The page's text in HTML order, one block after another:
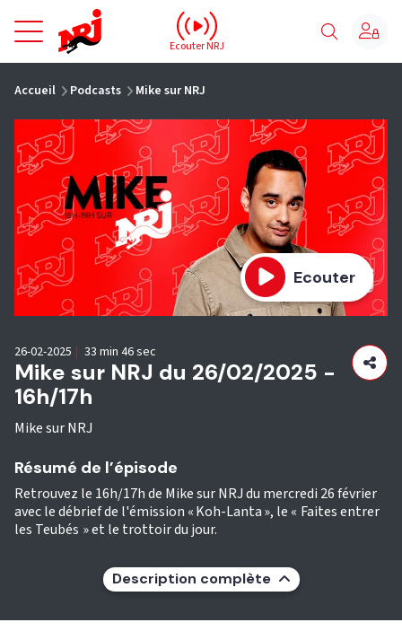
NRJ - Accueil
Ecouter NRJ
Accueil Podcasts Mike sur NRJ
Ecouter
Mike sur NRJ du 26/02/2025 -
16h/17h
Mike sur NRJ
26-02-2025 | 33 min 46 sec
Résumé de l’épisode
Retrouvez le 16h/17h de Mike sur NRJ du mercredi 26 février
avec le débrief de l'émission « Koh-Lanta », le « Faites entrer
les Teubés » et le trottoir du jour.
Description complète